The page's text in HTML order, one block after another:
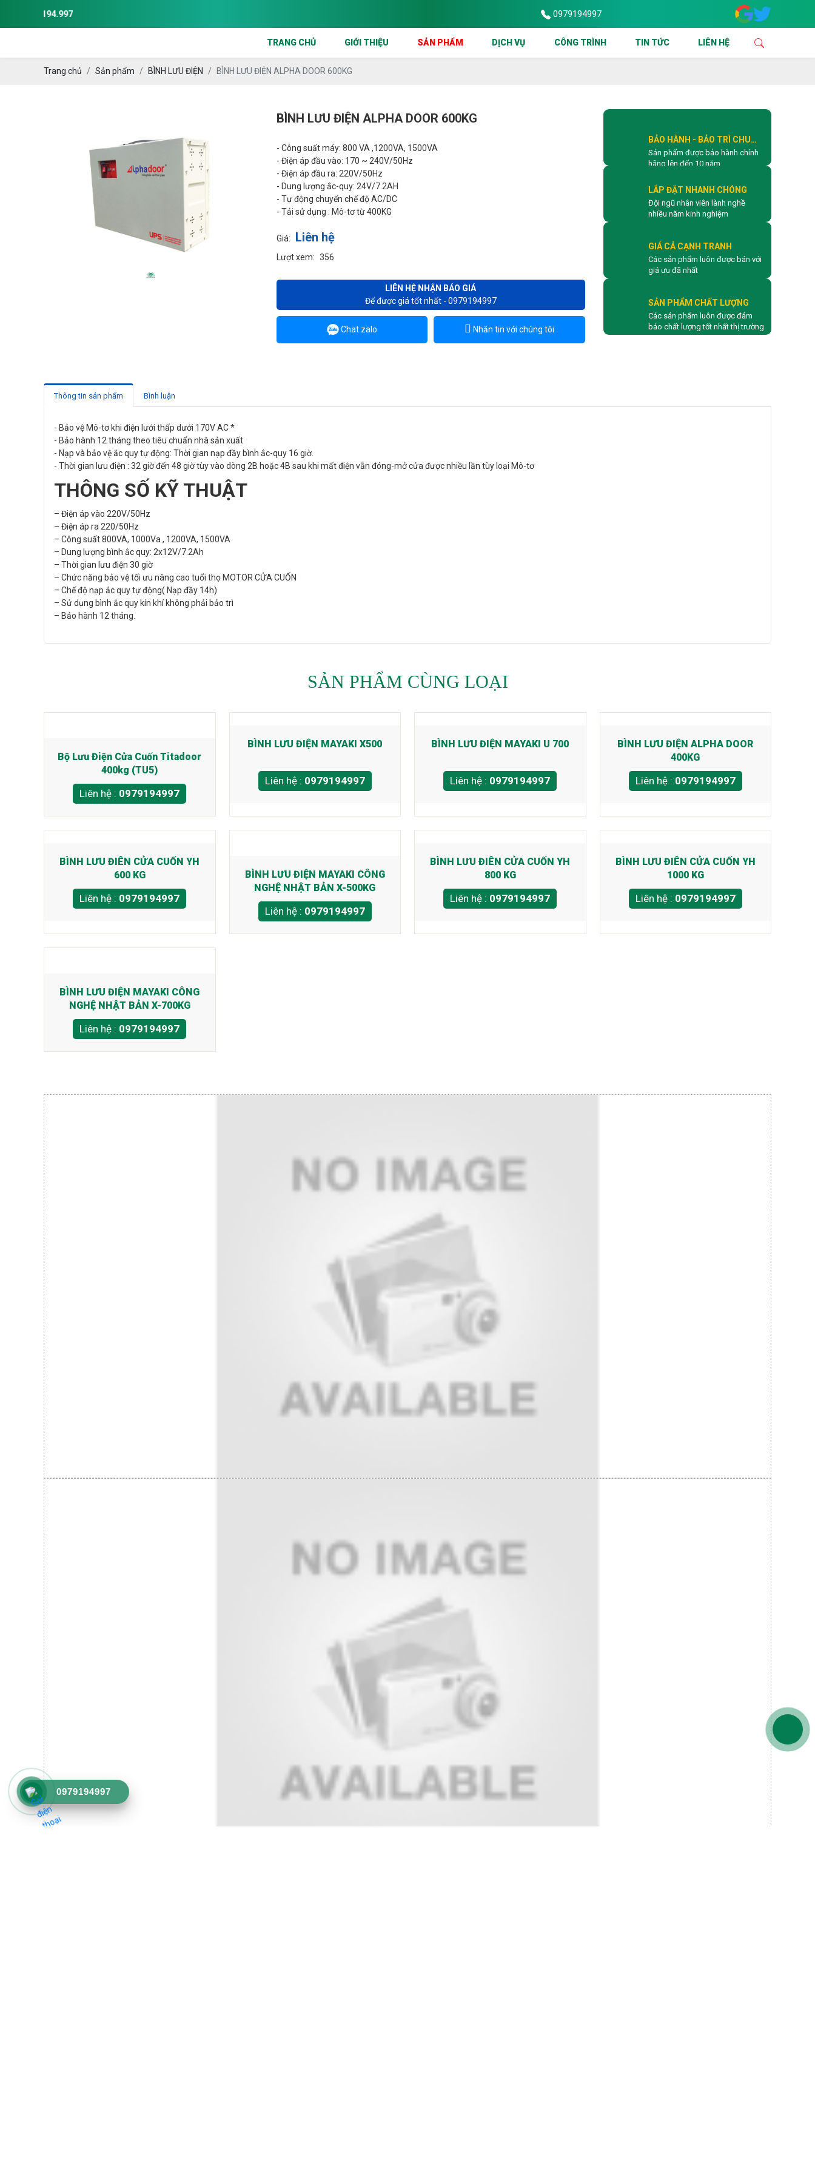
CÔNG TY CỬA CUỐN SÀI GÒN CHUYÊN THI CÔNG LẮP ĐẶT & SỬA CHỮA CỬA CUỐN TẠI TPHCM VÀ
0979194997
TRANG CHỦ GIỚI THIỆU SẢN PHẨM DỊCH VỤ CÔNG TRÌNH TIN TỨC LIÊN HỆ
Trang chủ Sản phẩm BÌNH LƯU ĐIỆN BÌNH LƯU ĐIỆN ALPHA DOOR 600KG
BÌNH LƯU ĐIỆN ALPHA DOOR 600KG
- Công suất máy: 800 VA ,1200VA, 1500VA
- Điện áp đầu vào: 170 ~ 240V/50Hz
- Điện áp đầu ra: 220V/50Hz
- Dung lượng ắc-quy: 24V/7.2AH
- Tự động chuyển chế độ AC/DC
- Tải sử dụng : Mô-tơ từ 400KG
Giá: Liên hệ
Lượt xem: 356
LIÊN HỆ NHẬN BÁO GIÁ
Để được giá tốt nhất - 0979194997
Chat zalo Nhắn tin với chúng tôi
BẢO HÀNH - BẢO TRÌ CHU
ĐÁO
Sản phẩm được bảo hành chính
hãng lên đến 10 năm
LẮP ĐẶT NHANH CHÓNG
Đội ngũ nhân viên lành nghề
nhiều năm kinh nghiệm
GIÁ CẢ CẠNH TRANH
Các sản phẩm luôn được bán với
giá ưu đã nhất
SẢN PHẨM CHẤT LƯỢNG
Các sản phẩm luôn được đảm
bảo chất lượng tốt nhất thị trường
Thông tin sản phẩm Bình luận
- Bảo vệ Mô-tơ khi điện lưới thấp dưới 170V AC *
- Bảo hành 12 tháng theo tiêu chuẩn nhà sản xuất
- Nạp và bảo vệ ắc quy tự động: Thời gian nạp đầy bình ắc-quy 16 giờ.
- Thời gian lưu điện : 32 giờ đến 48 giờ tùy vào dòng 2B hoặc 4B sau khi mất điện vẫn đóng-mở cửa được nhiều lần tùy loại Mô-tơ
THÔNG SỐ KỸ THUẬT
– Điện áp vào 220V/50Hz
– Điện áp ra 220/50Hz
– Công suất 800VA, 1000Va , 1200VA, 1500VA
– Dung lượng bình ắc quy: 2x12V/7.2Ah
– Thời gian lưu điện 30 giờ
– Chức năng bảo vệ tối ưu nâng cao tuổi thọ MOTOR CỬA CUỐN
– Chế độ nạp ắc quy tự động( Nạp đầy 14h)
– Sử dụng bình ắc quy kín khí không phải bảo trì
– Bảo hành 12 tháng.
SẢN PHẨM CÙNG LOẠI
Bộ Lưu Điện Cửa Cuốn Titadoor
400kg (TU5)
Liên hệ : 0979194997
BÌNH LƯU ĐIỆN MAYAKI X500
Liên hệ : 0979194997
BÌNH LƯU ĐIỆN MAYAKI U 700
Liên hệ : 0979194997
BÌNH LƯU ĐIỆN ALPHA DOOR
400KG
Liên hệ : 0979194997
BÌNH LƯU ĐIÊN CỬA CUỐN YH
600 KG
Liên hệ : 0979194997
BÌNH LƯU ĐIỆN MAYAKI CÔNG
NGHỆ NHẬT BẢN X-500KG
Liên hệ : 0979194997
BÌNH LƯU ĐIÊN CỬA CUỐN YH
800 KG
Liên hệ : 0979194997
BÌNH LƯU ĐIÊN CỬA CUỐN YH
1000 KG
Liên hệ : 0979194997
BÌNH LƯU ĐIỆN MAYAKI CÔNG
NGHỆ NHẬT BẢN X-700KG
Liên hệ : 0979194997
0979194997